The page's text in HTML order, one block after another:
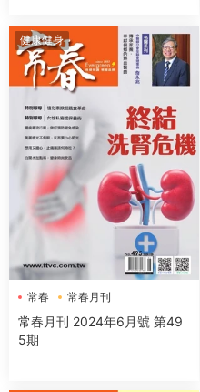
健康健身
常春 常春月刊
常春月刊 2024年6月號 第49
5期